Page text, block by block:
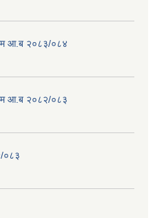
आ.ब २०८३/०८४
आ.ब २०८२/०८३
०८३